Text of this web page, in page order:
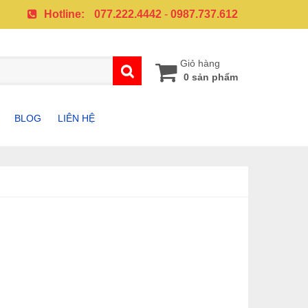
Hotline: 077.222.4442 - 0987.737.612
Giỏ hàng
0 sản phẩm
BLOG LIÊN HỆ